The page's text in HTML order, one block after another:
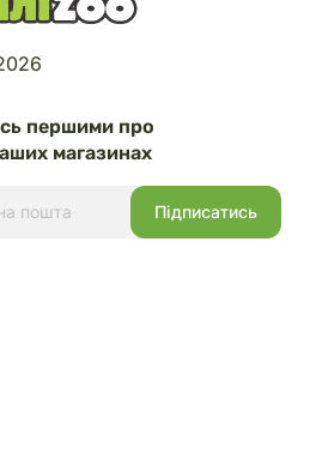
першими про
магазинах